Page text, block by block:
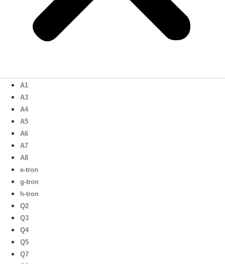
A1
A3
A4
A5
A6
A7
A8
e-tron
g-tron
h-tron
Q2
Q3
Q4
Q5
Q7